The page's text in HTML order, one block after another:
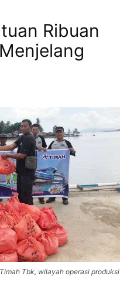
Ribuan
Tbk, wilayah operasi produksi